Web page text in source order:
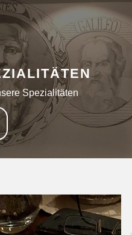
Spezialitäten